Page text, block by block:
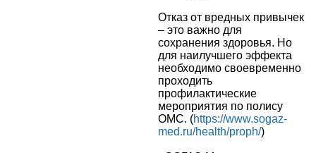
Отказ от вредных привычек
– это важно для
сохранения здоровья. Но
для наилучшего эффекта
необходимо своевременно
проходить
профилактические
мероприятия по полису
ОМС. (https://www.sogaz-
med.ru/health/proph/)